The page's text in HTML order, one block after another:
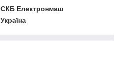
СКБ Електронмаш
Україна